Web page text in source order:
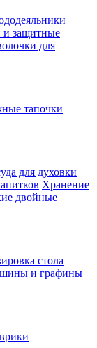
и защитные
для
тапочки
для духовки
Хранение
двойные
стола
и графины